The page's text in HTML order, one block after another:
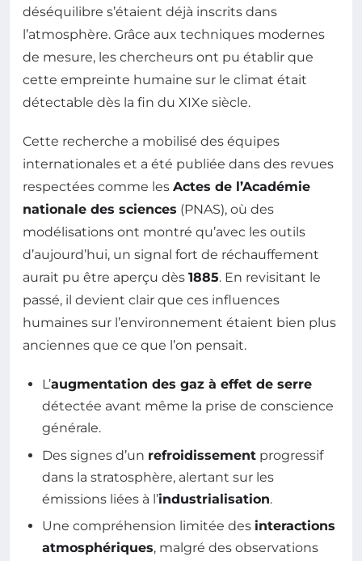
déséquilibre s’étaient déjà inscrits dans
l’atmosphère. Grâce aux techniques modernes
de mesure, les chercheurs ont pu établir que
cette empreinte humaine sur le climat était
détectable dès la fin du XIXe siècle.
Cette recherche a mobilisé des équipes
internationales et a été publiée dans des revues
respectées comme les Actes de l’Académie
nationale des sciences (PNAS), où des
modélisations ont montré qu’avec les outils
d’aujourd’hui, un signal fort de réchauffement
aurait pu être aperçu dès 1885. En revisitant le
passé, il devient clair que ces influences
humaines sur l’environnement étaient bien plus
anciennes que ce que l’on pensait.
L’augmentation des gaz à effet de serre
détectée avant même la prise de conscience
générale.
Des signes d’un refroidissement progressif
dans la stratosphère, alertant sur les
émissions liées à l’industrialisation.
Une compréhension limitée des interactions
atmosphériques, malgré des observations